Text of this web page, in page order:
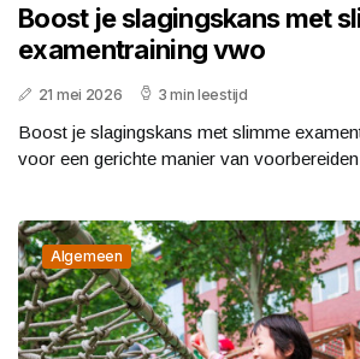
Boost je slagingskans met
examentraining vwo
21 mei 2026 3 min leestijd
Boost je slagingskans met slimme
voor een gerichte manier van
Algemeen